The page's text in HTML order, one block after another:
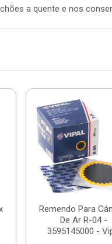
a quente e nos
Remendo Para
De Ar R-04 -
3595145000 -